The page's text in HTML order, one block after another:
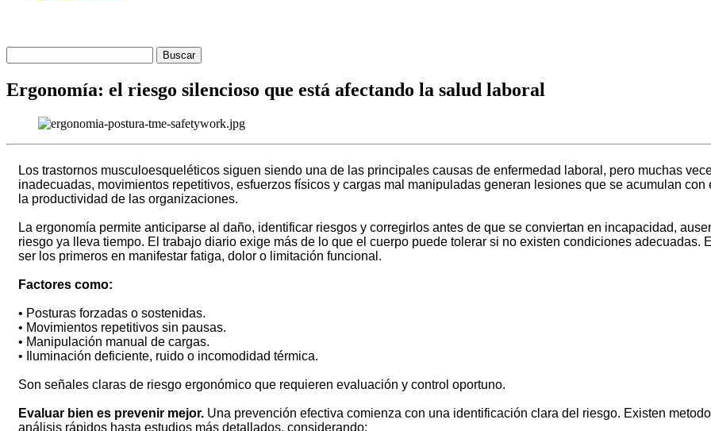
Buscar
Ergonomía: el riesgo silencioso que está afectando la salud laboral
Los trastornos musculoesqueléticos siguen siendo una de las principales causas de enfermedad laboral, pero muchas
inadecuadas, movimientos repetitivos, esfuerzos físicos y cargas mal manipuladas generan lesiones que se acumulan
la productividad de las organizaciones.
La ergonomía permite anticiparse al daño, identificar riesgos y corregirlos antes de que se conviertan en incapacidad,
riesgo ya lleva tiempo. El trabajo diario exige más de lo que el cuerpo puede tolerar si no existen condiciones adecuadas.
ser los primeros en manifestar fatiga, dolor o limitación funcional.
Factores como:
• Posturas forzadas o sostenidas.
• Movimientos repetitivos sin pausas.
• Manipulación manual de cargas.
• Iluminación deficiente, ruido o incomodidad térmica.
Son señales claras de riesgo ergonómico que requieren evaluación y control oportuno.
Evaluar bien es prevenir mejor. Una prevención efectiva comienza con una identificación clara del riesgo. Existen
análisis rápidos hasta estudios más detallados, considerando: